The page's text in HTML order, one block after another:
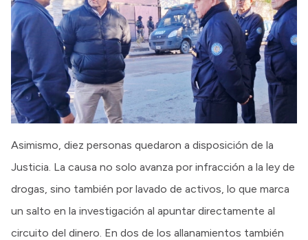
Asimismo, diez personas quedaron a disposición de la
Justicia. La causa no solo avanza por infracción a la ley de
drogas, sino también por lavado de activos, lo que marca
un salto en la investigación al apuntar directamente al
circuito del dinero. En dos de los allanamientos también